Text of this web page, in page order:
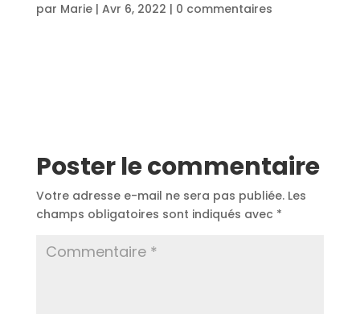
par Marie| Avr 6, 2022 | 0 commentaires
Poster le commentaire
Votre adresse e-mail ne sera pas publiée. Les
champs obligatoires sont indiqués avec *